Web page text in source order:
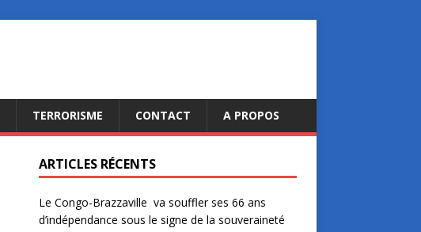
TERRORISME CONTACT A PROPOS
ARTICLES RÉCENTS
Le Congo-Brazzaville va souffler ses 66 ans
d’indépendance sous le signe de la souveraineté